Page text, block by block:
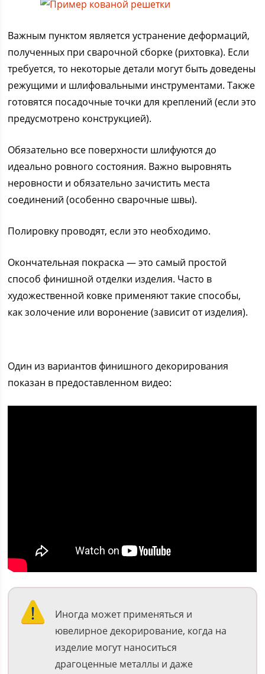
Важным пунктом является устранение деформаций,
полученных при сварочной сборке (рихтовка). Если
требуется, то некоторые детали могут быть доведены
режущими и шлифовальными инструментами. Также
готовятся посадочные точки для креплений (если это
предусмотрено конструкцией).
Обязательно все поверхности шлифуются до
идеально ровного состояния. Важно выровнять
неровности и обязательно зачистить места
соединений (особенно сварочные швы).
Полировку проводят, если это необходимо.
Окончательная покраска — это самый простой
способ финишной отделки изделия. Часто в
художественной ковке применяют такие способы,
как золочение или воронение (зависит от изделия).
Один из вариантов финишного декорирования
показан в предоставленном видео:
Иногда может применяться и
ювелирное декорирование, когда на
изделие могут наноситься
драгоценные металлы и даже